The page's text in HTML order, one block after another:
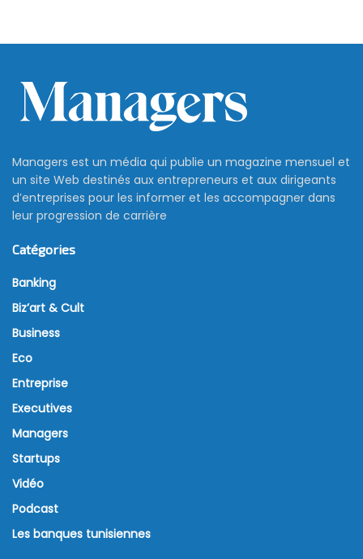
Managers est un média qui publie un magazine mensuel et
un site Web destinés aux entrepreneurs et aux dirigeants
d’entreprises pour les informer et les accompagner dans
leur progression de carrière
Catégories
Banking
Biz’art & Cult
Business
Eco
Entreprise
Executives
Managers
Startups
Vidéo
Podcast
Les banques tunisiennes